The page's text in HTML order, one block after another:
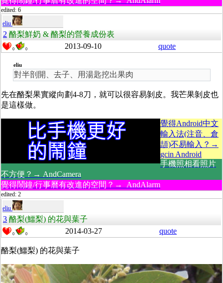
edited: 6
eliu
2 酪梨鮮奶 & 酪梨的營養成份表
0 0 2013-09-10 quote
eliu
對半剖開、去子、用湯匙挖出果肉
先在酪梨果實縱向劃4-8刀，就可以很容易剝皮。我芒果剝皮也
是這樣做。
覺得Android中文
輸入法(注音、倉
頡)不易輸入？→
gcin Android
手機照相看照片
不方便？→ AndCamera
覺得鬧鐘/行事曆有改進的空間？→ AndAlarm
edited: 2
eliu
3 酪梨(鱷梨) 的花與葉子
0 0 2014-03-27 quote
酪梨(鱷梨) 的花與葉子